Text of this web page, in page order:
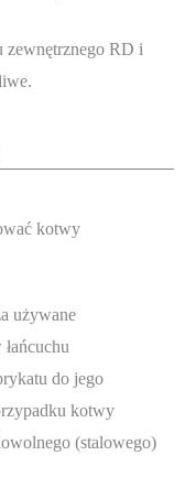
zewnętrznego RD i
kotwy
używane
do jego
kotwy
(stalowego)